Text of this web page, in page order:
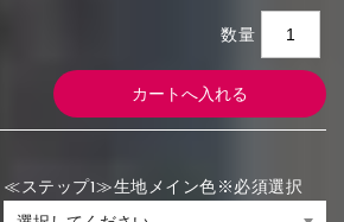
数量
≪ステップ1≫生地メイン色※必須選択